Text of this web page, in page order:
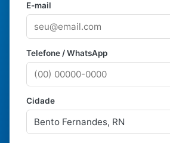
E-mail
Telefone / WhatsApp
Cidade